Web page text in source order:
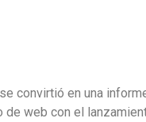
convirtió en una
web con el